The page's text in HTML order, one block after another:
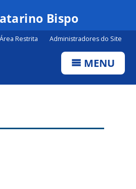
Canais
Bispo
Área Restrita Administradores do Site
MENU